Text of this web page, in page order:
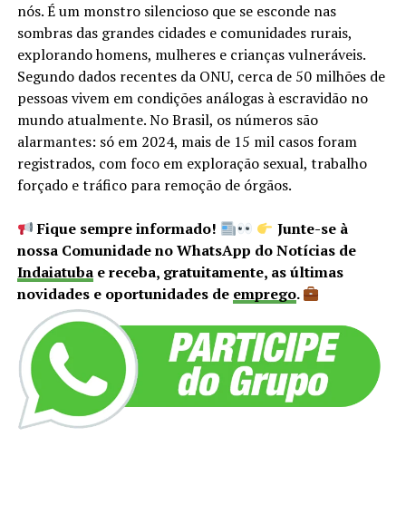
nós. É um monstro silencioso que se esconde nas
sombras das grandes cidades e comunidades rurais,
explorando homens, mulheres e crianças vulneráveis.
Segundo dados recentes da ONU, cerca de 50 milhões de
pessoas vivem em condições análogas à escravidão no
mundo atualmente. No Brasil, os números são
alarmantes: só em 2024, mais de 15 mil casos foram
registrados, com foco em exploração sexual, trabalho
forçado e tráfico para remoção de órgãos.
Fique sempre informado!
Junte-se à
nossa Comunidade no WhatsApp do Notícias de
Indaiatubae receba, gratuitamente, as últimas
novidades e oportunidades de emprego.